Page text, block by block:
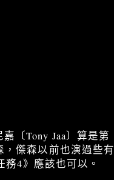
〔Tony Jaa〕算是第
傑森以前也演過些有
4》應該也可以。